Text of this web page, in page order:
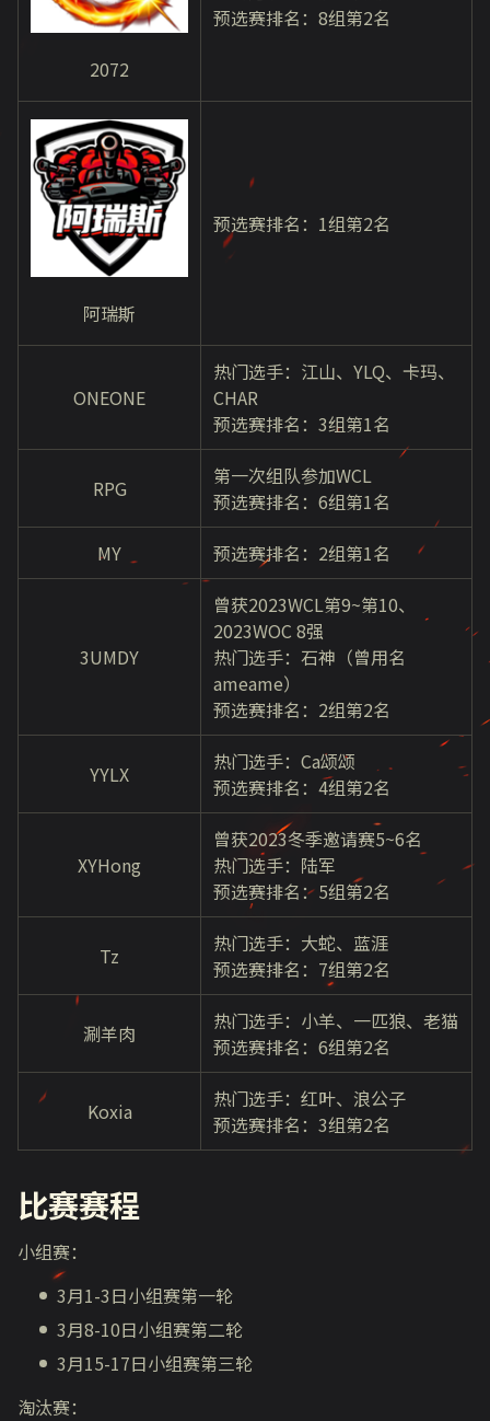
2072
预选赛排名：8组第2名
阿瑞斯
预选赛排名：1组第2名
ONEONE
热门选手：江山、YLQ、卡玛、
CHAR
预选赛排名：3组第1名
RPG
第一次组队参加WCL
预选赛排名：6组第1名
MY
预选赛排名：2组第1名
3UMDY
曾获2023WCL第9~第10、
2023WOC 8强
热门选手：石神（曾用名
ameame）
预选赛排名：2组第2名
YYLX
热门选手：Ca颂颂
预选赛排名：4组第2名
XYHong
曾获2023冬季邀请赛5~6名
热门选手：陆军
预选赛排名：5组第2名
Tz
热门选手：大蛇、蓝涯
预选赛排名：7组第2名
涮羊肉
热门选手：小羊、一匹狼、老猫
预选赛排名：6组第2名
Koxia
热门选手：红叶、浪公子
预选赛排名：3组第2名
比赛赛程
小组赛：
3月1-3日小组赛第一轮
3月8-10日小组赛第二轮
3月15-17日小组赛第三轮
淘汰赛：